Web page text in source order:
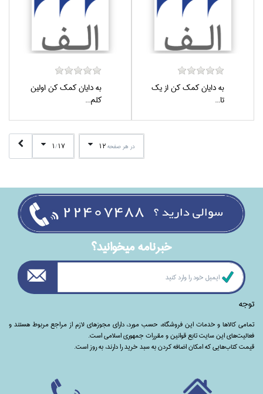
به دايان كمك كن از يك
تا...
به دايان كمك كن اولين
كلم...
در هر صفحه12
1/17
خبرنامه ميخوانيد؟
توجه
تمامی‌ کالاها و خدمات این فروشگاه، حسب مورد،‌ دارای مجوزهای لازم از مراجع مربوط هستند ‌و‌‌
فعالیت‌های این سایت تابع قوانین و مقررات جمهوری اسلامی است.
قیمت کتاب‌هایی که امکان اضافه کردن به سبد خرید را دارند،‌ به روز است.